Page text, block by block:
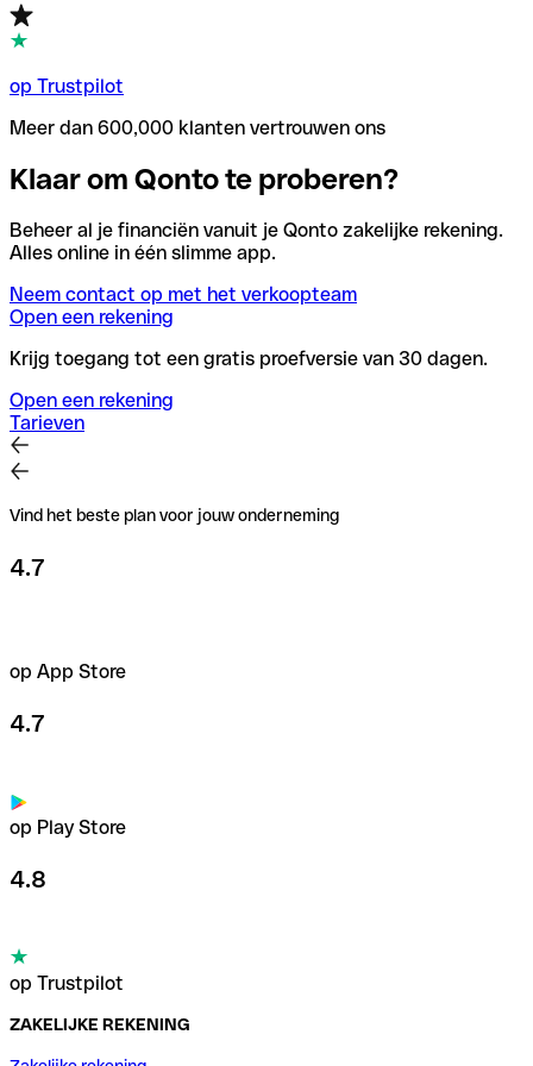
op Trustpilot
Meer dan 600,000 klanten vertrouwen ons
Klaar om Qonto te proberen?
Beheer al je financiën vanuit je Qonto zakelijke rekening.
Alles online in één slimme app.
Neem contact op met het verkoopteam
Open een rekening
Krijg toegang tot een gratis proefversie van 30 dagen.
Open een rekening
Tarieven
Vind het beste plan voor jouw onderneming
4.7
op App Store
4.7
op Play Store
4.8
op Trustpilot
ZAKELIJKE REKENING